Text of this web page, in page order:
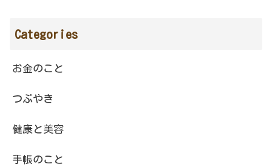
Categories
お金のこと
つぶやき
健康と美容
手帳のこと